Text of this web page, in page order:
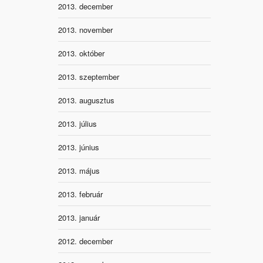
2013. december
2013. november
2013. október
2013. szeptember
2013. augusztus
2013. július
2013. június
2013. május
2013. február
2013. január
2012. december